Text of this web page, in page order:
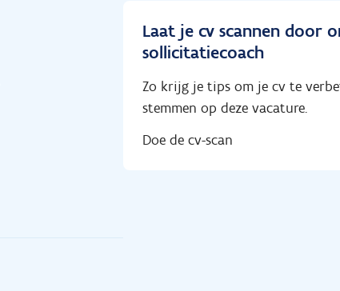
Laat je cv scannen door
sollicitatiecoach
Zo krijg je tips om je cv te
stemmen op deze vacature.
Doe de cv-scan